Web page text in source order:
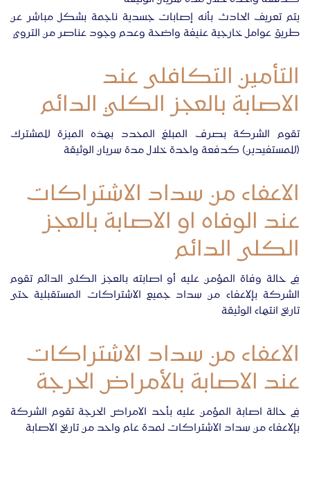
يتم تعريف الحادث بأنه إصابات جسدية ناجمة بشكل مباشر عن
طريق عوامل خارجية عنيفة واضحة وعدم وجود عناصر من التروي
التأمين التكافلى عند
الاصابة بالعجز الكلي الدائم
تقوم الشركة بصرف المبلغ المحدد بهذه الميزة للمشترك
(للمستفيدين) كدفعة واحدة خلال مدة سريان الوثيقة
الاعفاء من سداد الاشتراكات
عند الوفاه او الاصابة بالعجز
الكلى الدائم
في حالة وفاة المؤمن عليه أو اصابته بالعجز الكلى الدائم تقوم
الشركة بإلاعفاء من سداد جميع الاشتراكات المستقبلية حتى
تاريخ انتهاء الوثيقة
الاعفاء من سداد الاشتراكات
عند الاصابة بالأمراض الحرجة
في حالة اصابة المؤمن عليه بأحد الامراض الحرجة تقوم الشركة
بإلاعفاء من سداد الاشتراكات لمدة عام واحد من تاريخ الاصابة